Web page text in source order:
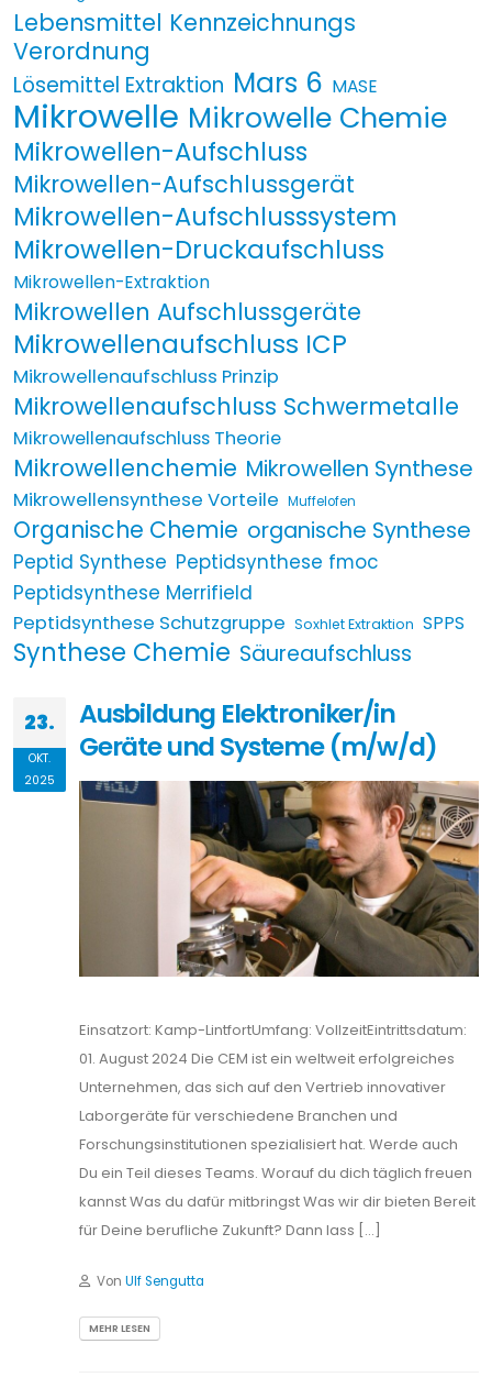
Lebensmittel Kennzeichnungs
Verordnung
Lösemittel Extraktion Mars 6 MASE
Mikrowelle Mikrowelle Chemie
Mikrowellen-Aufschluss
Mikrowellen-Aufschlussgerät
Mikrowellen-Aufschlusssystem
Mikrowellen-Druckaufschluss
Mikrowellen-Extraktion
Mikrowellen Aufschlussgeräte
Mikrowellenaufschluss ICP
Mikrowellenaufschluss Prinzip
Mikrowellenaufschluss Schwermetalle
Mikrowellenaufschluss Theorie
Mikrowellenchemie Mikrowellen Synthese
Mikrowellensynthese Vorteile Muffelofen
Organische Chemie organische Synthese
Peptid Synthese Peptidsynthese fmoc
Peptidsynthese Merrifield
Peptidsynthese Schutzgruppe Soxhlet Extraktion SPPS
Synthese Chemie Säureaufschluss
23.
OKT.
2025
Ausbildung Elektroniker/in
Geräte und Systeme (m/w/d)
Einsatzort: Kamp-LintfortUmfang: VollzeitEintrittsdatum:
01. August 2024 Die CEM ist ein weltweit erfolgreiches
Unternehmen, das sich auf den Vertrieb innovativer
Laborgeräte für verschiedene Branchen und
Forschungsinstitutionen spezialisiert hat. Werde auch
Du ein Teil dieses Teams. Worauf du dich täglich freuen
kannst Was du dafür mitbringst Was wir dir bieten Bereit
für Deine berufliche Zukunft? Dann lass […]
Von Ulf Sengutta
MEHR LESEN